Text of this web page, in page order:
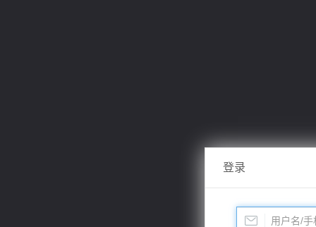
登录